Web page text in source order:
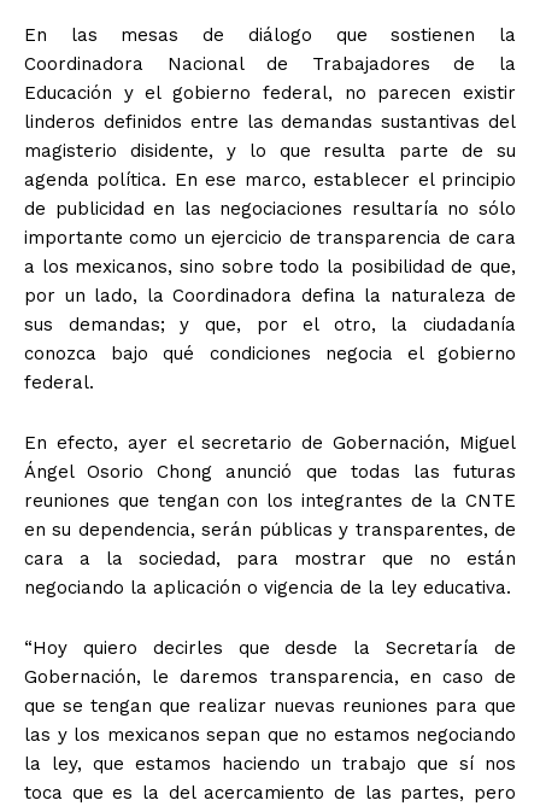
En las mesas de diálogo que sostienen la
Coordinadora Nacional de Trabajadores de la
Educación y el gobierno federal, no parecen existir
linderos definidos entre las demandas sustantivas del
magisterio disidente, y lo que resulta parte de su
agenda política. En ese marco, establecer el principio
de publicidad en las negociaciones resultaría no sólo
importante como un ejercicio de transparencia de cara
a los mexicanos, sino sobre todo la posibilidad de que,
por un lado, la Coordinadora defina la naturaleza de
sus demandas; y que, por el otro, la ciudadanía
conozca bajo qué condiciones negocia el gobierno
federal.
En efecto, ayer el secretario de Gobernación, Miguel
Ángel Osorio Chong anunció que todas las futuras
reuniones que tengan con los integrantes de la CNTE
en su dependencia, serán públicas y transparentes, de
cara a la sociedad, para mostrar que no están
negociando la aplicación o vigencia de la ley educativa.
“Hoy quiero decirles que desde la Secretaría de
Gobernación, le daremos transparencia, en caso de
que se tengan que realizar nuevas reuniones para que
las y los mexicanos sepan que no estamos negociando
la ley, que estamos haciendo un trabajo que sí nos
toca que es la del acercamiento de las partes, pero